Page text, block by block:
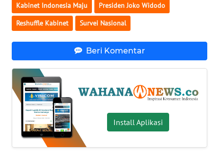
Kabinet Indonesia Maju Presiden Joko Widodo
Reshuffle Kabinet Survei Nasional
Beri Komentar
Install Aplikasi
WN
SUMSEL
WN
LAMPUNG
WN
JATENG